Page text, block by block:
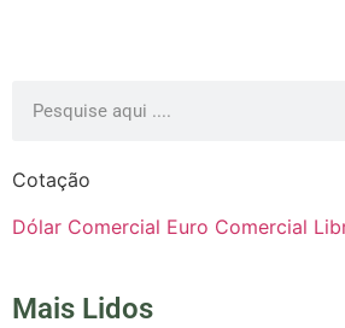
Cotação
Dólar Comercial Euro Comercial
Mais Lidos